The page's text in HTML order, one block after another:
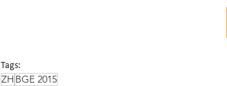
Tags:
ZH BGE 2015